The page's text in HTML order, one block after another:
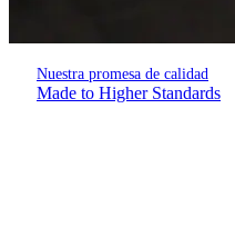
Nuestra promesa de calidad
Made to Higher Standards